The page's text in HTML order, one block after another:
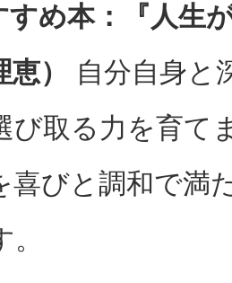
すめ本：『人生
）
自分自身と
び取る力を育て
喜びと調和で満